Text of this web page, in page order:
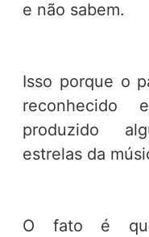
e não sabem.
Isso porque o
produzido
estrelas da
O fato é